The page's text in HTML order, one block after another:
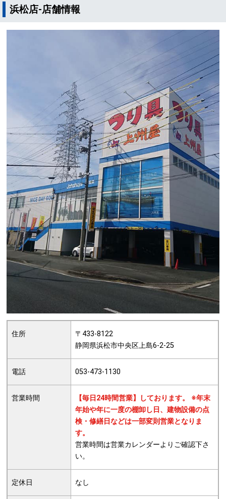
浜松店-店舗情報
住所
〒433-8122
静岡県浜松市中央区上島6-2-25
電話 053-473-1130
営業時間
【毎日24時間営業】しております。 ※年末
年始や年に一度の棚卸し日、建物設備の点
検・修繕日などは一部変則営業となりま
す。
営業時間は営業カレンダーよりご確認下さ
い。
定休日 なし